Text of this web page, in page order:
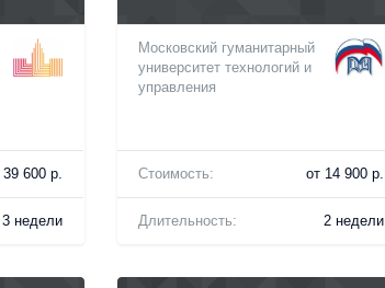
39 600 р.
3 недели
Московский гуманитарный
университет технологий и
управления
Стоимость: от 14 900 р.
Длительность: 2 недели